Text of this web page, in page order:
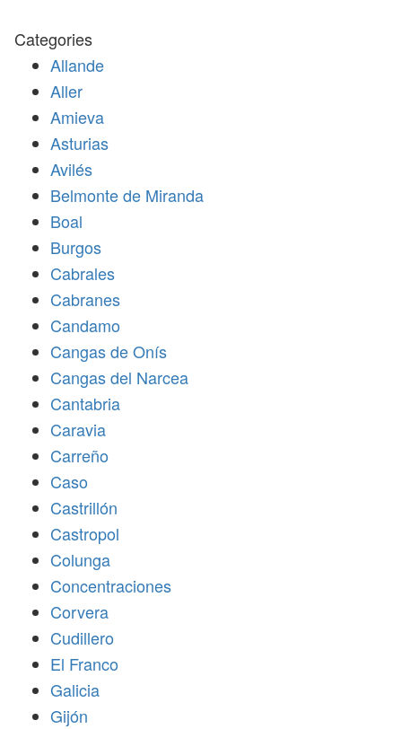
Categories
Allande
Aller
Amieva
Asturias
Avilés
Belmonte de Miranda
Boal
Burgos
Cabrales
Cabranes
Candamo
Cangas de Onís
Cangas del Narcea
Cantabria
Caravia
Carreño
Caso
Castrillón
Castropol
Colunga
Concentraciones
Corvera
Cudillero
El Franco
Galicia
Gijón